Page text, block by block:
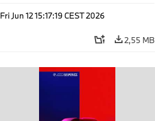
Fri Jun 12 15:17:19 CEST 2026
2,55 MB